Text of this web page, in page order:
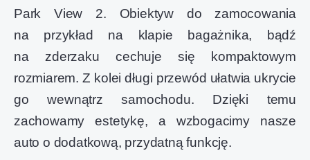
Park View 2. Obiektyw do zamocowania
na przykład na klapie bagażnika, bądź
na zderzaku cechuje się kompaktowym
rozmiarem. Z kolei długi przewód ułatwia ukrycie
go wewnątrz samochodu. Dzięki temu
zachowamy estetykę, a wzbogacimy nasze
auto o dodatkową, przydatną funkcję.